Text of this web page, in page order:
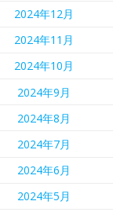
2024年12月
2024年11月
2024年10月
2024年9月
2024年8月
2024年7月
2024年6月
2024年5月